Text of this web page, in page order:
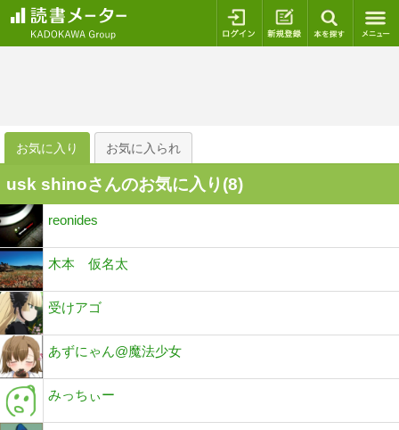
ログイン 新規登録
お気に入り お気に入られ
usk shinoさんのお気に入り(8)
reonides
木本 仮名太
受けアゴ
あずにゃん@魔法少女
みっちぃー